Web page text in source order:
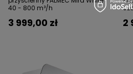
40 - 800 m³/h
3 999,00 zł 2